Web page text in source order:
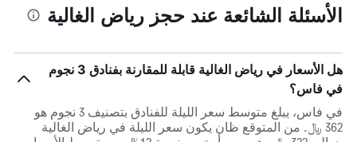
الأسئلة الشائعة عند حجز رياض الغالية
هل الأسعار في رياض الغالية قابلة للمقارنة بفنادق 3 نجوم
في فاس؟
في فاس، يبلغ متوسط ​​سعر الليلة للفنادق بتصنيف 3 نجوم هو
362 ﷼. من المتوقع ظان يكون سعر الليلة في رياض الغالية